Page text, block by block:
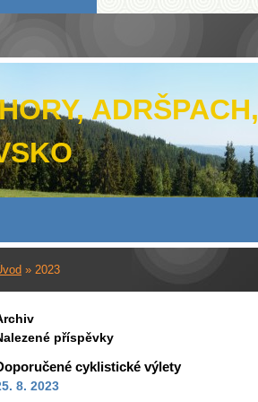
ADRŠPACH,
» 2023
příspěvky
cyklistické výlety
8. 2023